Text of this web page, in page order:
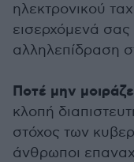
ηλεκτρονικού
εισερχόμενά σας
αλληλεπίδραση
Ποτέ μην
κλοπή
στόχος των
άνθρωποι